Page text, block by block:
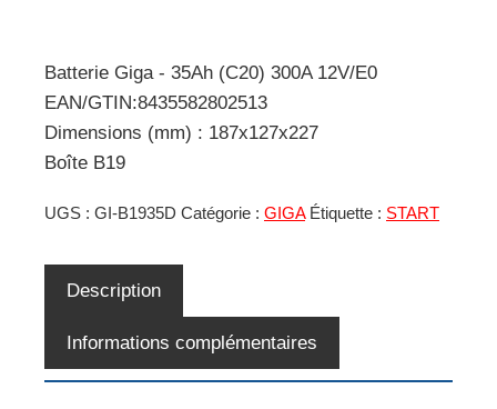
Batterie Giga - 35Ah (C20) 300A 12V/E0
EAN/GTIN:8435582802513
Dimensions (mm) : 187x127x227
Boîte B19
UGS : GI-B1935D Catégorie : GIGA Étiquette : START
Description
Informations complémentaires